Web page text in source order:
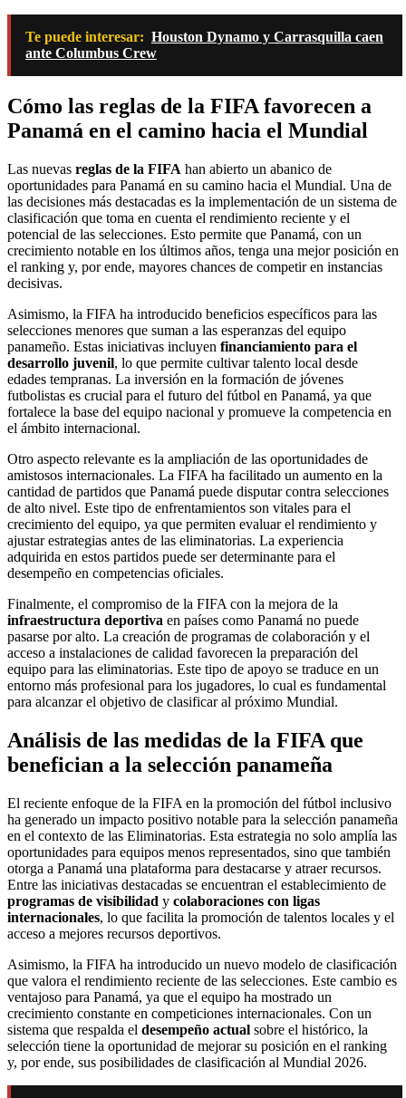
Te puede interesar: Houston Dynamo y Carrasquilla caen
ante Columbus Crew
Cómo las reglas de la FIFA favorecen a
Panamá en el camino hacia el Mundial
Las nuevas reglas de la FIFA han abierto un abanico de
oportunidades para Panamá en su camino hacia el Mundial. Una de
las decisiones más destacadas es la implementación de un sistema de
clasificación que toma en cuenta el rendimiento reciente y el
potencial de las selecciones. Esto permite que Panamá, con un
crecimiento notable en los últimos años, tenga una mejor posición en
el ranking y, por ende, mayores chances de competir en instancias
decisivas.
Asimismo, la FIFA ha introducido beneficios específicos para las
selecciones menores que suman a las esperanzas del equipo
panameño. Estas iniciativas incluyen financiamiento para el
desarrollo juvenil, lo que permite cultivar talento local desde
edades tempranas. La inversión en la formación de jóvenes
futbolistas es crucial para el futuro del fútbol en Panamá, ya que
fortalece la base del equipo nacional y promueve la competencia en
el ámbito internacional.
Otro aspecto relevante es la ampliación de las oportunidades de
amistosos internacionales. La FIFA ha facilitado un aumento en la
cantidad de partidos que Panamá puede disputar contra selecciones
de alto nivel. Este tipo de enfrentamientos son vitales para el
crecimiento del equipo, ya que permiten evaluar el rendimiento y
ajustar estrategias antes de las eliminatorias. La experiencia
adquirida en estos partidos puede ser determinante para el
desempeño en competencias oficiales.
Finalmente, el compromiso de la FIFA con la mejora de la
infraestructura deportiva en países como Panamá no puede
pasarse por alto. La creación de programas de colaboración y el
acceso a instalaciones de calidad favorecen la preparación del
equipo para las eliminatorias. Este tipo de apoyo se traduce en un
entorno más profesional para los jugadores, lo cual es fundamental
para alcanzar el objetivo de clasificar al próximo Mundial.
Análisis de las medidas de la FIFA que
benefician a la selección panameña
El reciente enfoque de la FIFA en la promoción del fútbol inclusivo
ha generado un impacto positivo notable para la selección panameña
en el contexto de las Eliminatorias. Esta estrategia no solo amplía las
oportunidades para equipos menos representados, sino que también
otorga a Panamá una plataforma para destacarse y atraer recursos.
Entre las iniciativas destacadas se encuentran el establecimiento de
programas de visibilidad y colaboraciones con ligas
internacionales, lo que facilita la promoción de talentos locales y el
acceso a mejores recursos deportivos.
Asimismo, la FIFA ha introducido un nuevo modelo de clasificación
que valora el rendimiento reciente de las selecciones. Este cambio es
ventajoso para Panamá, ya que el equipo ha mostrado un
crecimiento constante en competiciones internacionales. Con un
sistema que respalda el desempeño actual sobre el histórico, la
selección tiene la oportunidad de mejorar su posición en el ranking
y, por ende, sus posibilidades de clasificación al Mundial 2026.